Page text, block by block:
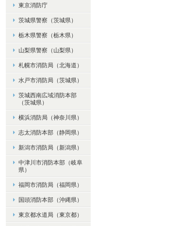
東京消防庁
茨城県警察（茨城県）
栃木県警察（栃木県）
山梨県警察（山梨県）
札幌市消防局（北海道）
水戸市消防局（茨城県）
茨城西南広域消防本部
（茨城県）
横浜消防局（神奈川県）
志太消防本部（静岡県）
新潟市消防局（新潟県）
中津川市消防本部（岐阜
県）
福岡市消防局（福岡県）
国頭消防本部（沖縄県）
東京都水道局（東京都）